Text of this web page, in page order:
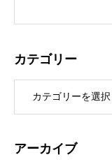
カテゴリー
アーカイブ